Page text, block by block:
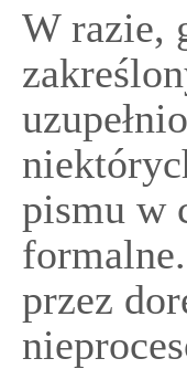
W razie,
pismu w
przez